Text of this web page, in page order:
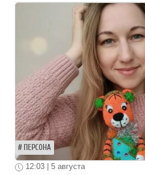
ПЕРСОНА
12:03 | 5 августа